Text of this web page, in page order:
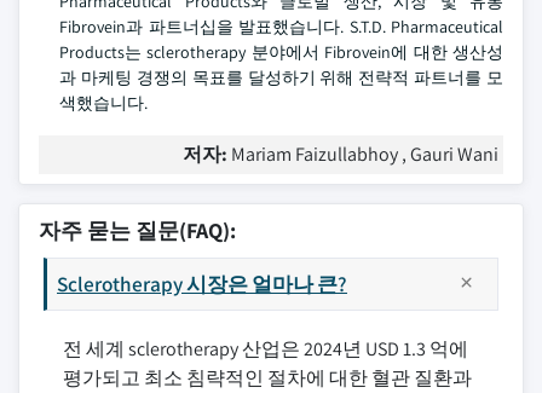
Fibrovein과 파트너십을 발표했습니다. S.T.D. Pharmaceutical
Products는 sclerotherapy 분야에서 Fibrovein에 대한 생산성
과 마케팅 경쟁의 목표를 달성하기 위해 전략적 파트너를 모
색했습니다.
저자: Mariam Faizullabhoy , Gauri Wani
자주 묻는 질문(FAQ):
Sclerotherapy 시장은 얼마나 큰?
전 세계 sclerotherapy 산업은 2024년 USD 1.3 억에
평가되고 최소 침략적인 절차에 대한 혈관 질환과